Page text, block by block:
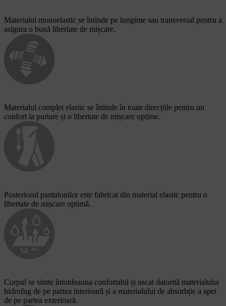
Materialul monoelastic se întinde pe lungime sau transversal pentru a
asigura o bună libertate de mișcare.
Materialul complet elastic se întinde în toate direcțiile pentru un
confort la purtare și o libertate de mișcare optime.
Posteriorul pantalonilor este fabricat din material elastic pentru o
libertate de mișcare optimă.
Corpul se simte întotdeauna confortabil și uscat datorită materialului
hidrofug de pe partea interioară și a materialului de absorbție a apei
de pe partea exterioară.